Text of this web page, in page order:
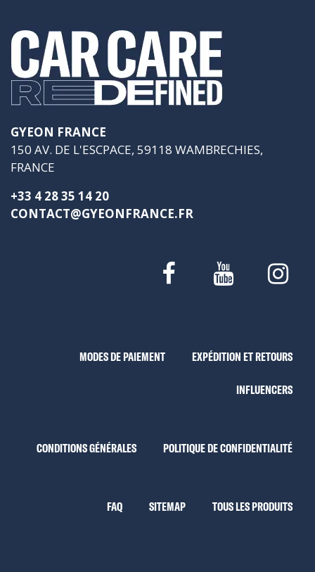
GYEON FRANCE
150 AV. DE L'ESCPACE, 59118 WAMBRECHIES,
FRANCE
+33 4 28 35 14 20
CONTACT@GYEONFRANCE.FR
MODES DE PAIEMENT EXPÉDITION ET RETOURS
INFLUENCERS
CONDITIONS GÉNÉRALES POLITIQUE DE CONFIDENTIALITÉ
FAQ SITEMAP TOUS LES PRODUITS